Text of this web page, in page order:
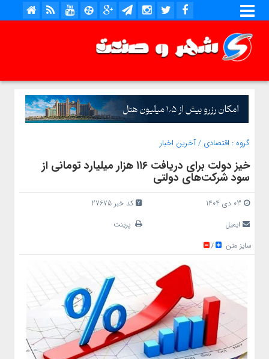
گروه : اقتصادی /آخرین اخبار
خیز دولت برای دریافت ۱۱۶ هزار میلیارد تومانی از
سود شرکت‌های دولتی
03 دی 1404
کد خبر 27675
ایمیل
پرینت
سایز متن
/